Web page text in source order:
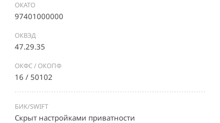
ОКАТО
97401000000
ОКВЭД
47.29.35
ОКФС / ОКОПФ
16 / 50102
БИК/SWIFT
Скрыт настройками приватности